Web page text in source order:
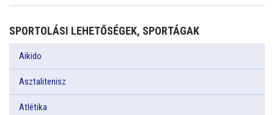
SPORTOLÁSI LEHETŐSÉGEK, SPORTÁGAK
Aikido
Asztalitenisz
Atlétika